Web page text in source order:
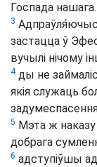
Госпада нашага.
3
застацца ў
вучылі нічому
4ды не
якія служаць
5 Мэта ж
добрага
6 адступіўшы ад